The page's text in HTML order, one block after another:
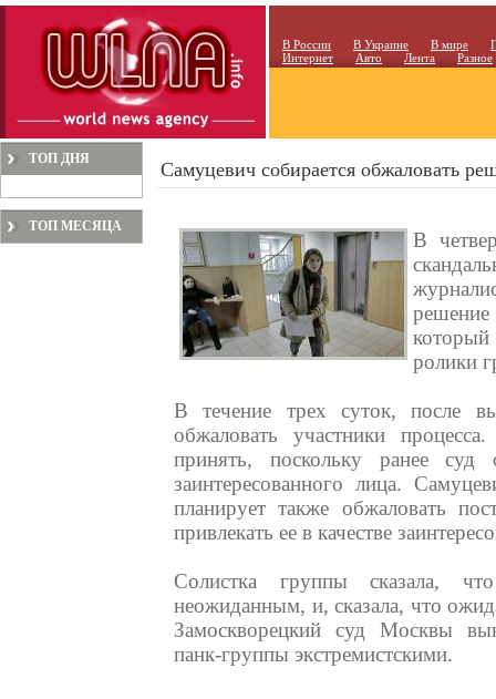
В России В Украине В мире
Интернет
Авто Лента Разное
ТОП ДНЯ
ТОП МЕСЯЦА
Самуцевич собирается обжаловать
В
ролики
В течение трех суток, после
обжаловать участники
принять, поскольку ранее суд
заинтересованного лица.
планирует также обжаловать
привлекать ее в качестве
Солистка группы сказала,
неожиданным, и, сказала, что
Замоскворецкий суд Москвы
панк-группы экстремистскими.